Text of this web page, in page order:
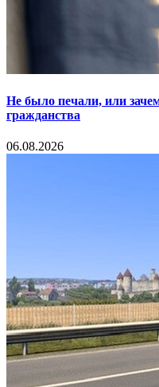
Не было печали, или
гражданства
06.08.2026